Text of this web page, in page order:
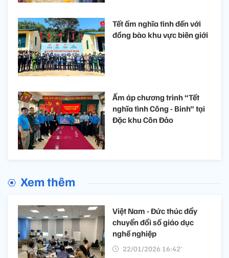
Tết ấm nghĩa tình đến với
đồng bào khu vực biên giới
Ấm áp chương trình “Tết
nghĩa tình Công - Binh” tại
Đặc khu Côn Đảo
Xem thêm
Việt Nam - Đức thúc đẩy
chuyển đổi số giáo dục
nghề nghiệp
22/01/2026 16:42’